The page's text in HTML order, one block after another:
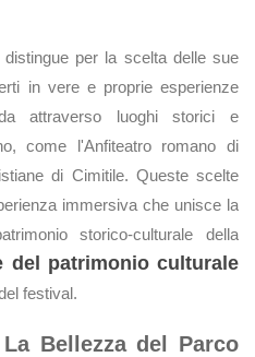
per la scelta delle sue
in vere e proprie esperienze
attraverso luoghi storici e
come l'Anfiteatro romano di
di Cimitile. Queste scelte
immersiva che unisce la
storico-culturale della
del patrimonio culturale
festival.
Bellezza del Parco